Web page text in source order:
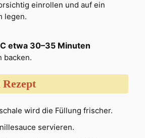
einrollen und auf ein
legen.
etwa 30–35 Minuten
backen.
wird die Füllung frischer.
servieren.